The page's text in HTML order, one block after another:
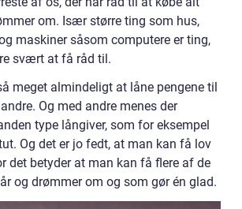
om. Især større ting som hus,
maskiner såsom computere er ting,
svært at få råd til.
meget almindeligt at låne pengene til
Og med andre menes der
type långiver, som for eksempel
Og det er jo fedt, at man kan få lov
det betyder at man kan få flere af de
og drømmer om og som gør én glad.